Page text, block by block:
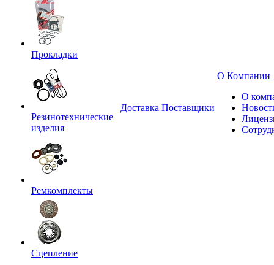
Прокладки
Резинотехнические
изделия
Ремкомплекты
Сцепление
Доставка Поставщики
О Компании
О